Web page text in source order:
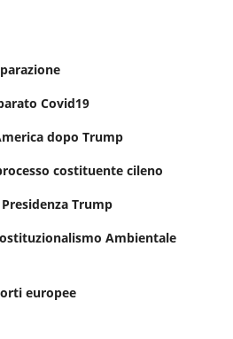
Covid19
dopo Trump
costituente cileno
Trump
Ambientale
europee